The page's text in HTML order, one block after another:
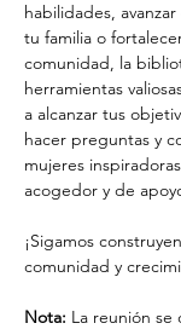
habilidades,
tu familia o
comunidad, la
herramientas
a alcanzar tus
hacer preguntas y
mujeres
acogedor y de
¡Sigamos
comunidad y
Nota: La reunión se